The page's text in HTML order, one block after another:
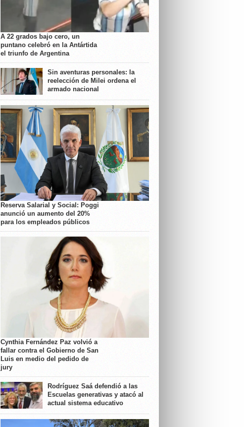
A 22 grados bajo cero, un
puntano celebró en la Antártida
el triunfo de Argentina
Sin aventuras personales: la
reelección de Milei ordena el
armado nacional
Reserva Salarial y Social: Poggi
anunció un aumento del 20%
para los empleados públicos
Cynthia Fernández Paz volvió a
fallar contra el Gobierno de San
Luis en medio del pedido de
jury
Rodríguez Saá defendió a las
Escuelas generativas y atacó al
actual sistema educativo